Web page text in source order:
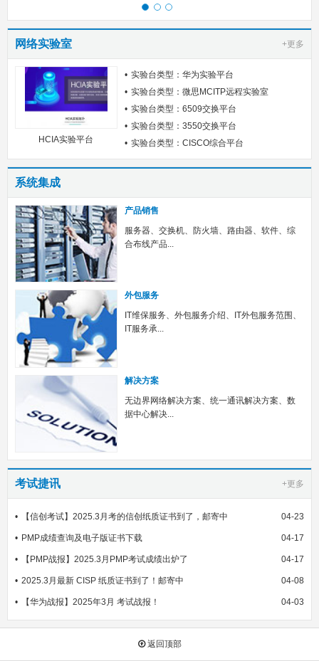
网络实验室 +更多
HCIA实验平台
实验台类型：华为实验平台
实验台类型：微思MCITP远程实验室
实验台类型：6509交换平台
实验台类型：3550交换平台
实验台类型：CISCO综合平台
系统集成
产品销售
服务器、交换机、防火墙、路由器、软件、综
合布线产品...
外包服务
IT维保服务、外包服务介绍、IT外包服务范围、
IT服务承...
解决方案
无边界网络解决方案、统一通讯解决方案、数
据中心解决...
考试捷讯 +更多
【信创考试】2025.3月考的信创纸质证书到了，邮寄中 04-23
PMP成绩查询及电子版证书下载 04-17
【PMP战报】2025.3月PMP考试成绩出炉了 04-17
2025.3月最新 CISP 纸质证书到了！邮寄中 04-08
【华为战报】2025年3月 考试战报！ 04-03
返回顶部